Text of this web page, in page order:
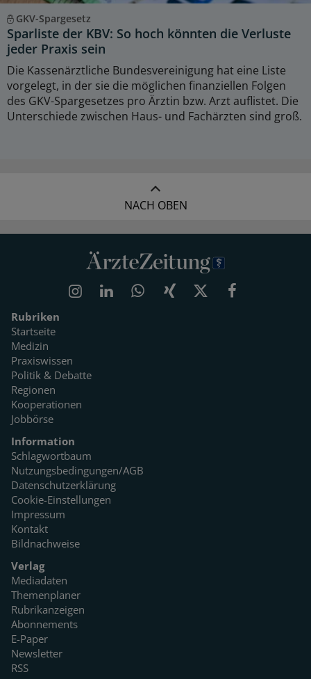
GKV-Spargesetz
Sparliste der KBV: So hoch könnten die Verluste
jeder Praxis sein
Die Kassenärztliche Bundesvereinigung hat eine Liste
vorgelegt, in der sie die möglichen finanziellen Folgen
des GKV-Spargesetzes pro Ärztin bzw. Arzt auflistet. Die
Unterschiede zwischen Haus- und Fachärzten sind groß.
NACH OBEN
Rubriken
Startseite
Medizin
Praxiswissen
Politik & Debatte
Regionen
Kooperationen
Jobbörse
Information
Schlagwortbaum
Nutzungsbedingungen/AGB
Datenschutzerklärung
Cookie-Einstellungen
Impressum
Kontakt
Bildnachweise
Verlag
Mediadaten
Themenplaner
Rubrikanzeigen
Abonnements
E-Paper
Newsletter
RSS